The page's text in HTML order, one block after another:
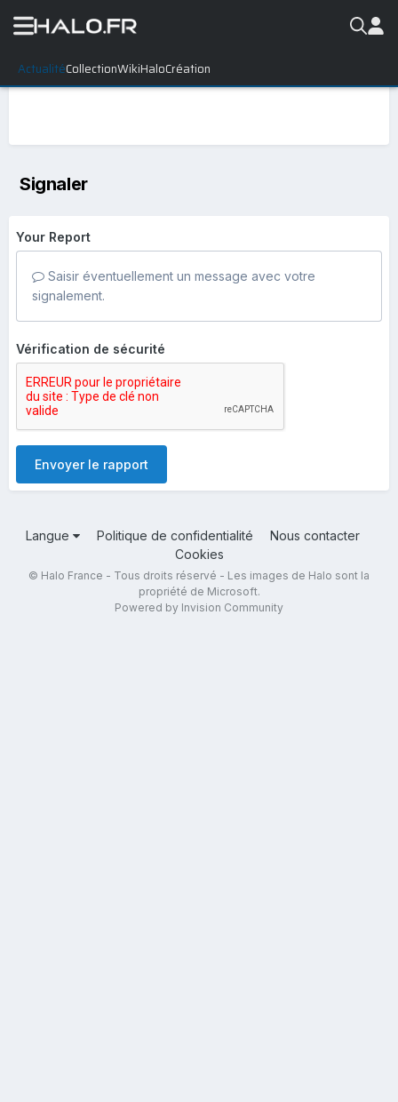
ActualitéCollectionWikiHaloCréation
Signaler
Your Report
Saisir éventuellement un message avec votre
signalement.
Vérification de sécurité
Envoyer le rapport
Langue Politique de confidentialité
Nous contacter
Cookies
© Halo France - Tous droits réservé - Les images de Halo sont la
propriété de Microsoft.
Powered by Invision Community